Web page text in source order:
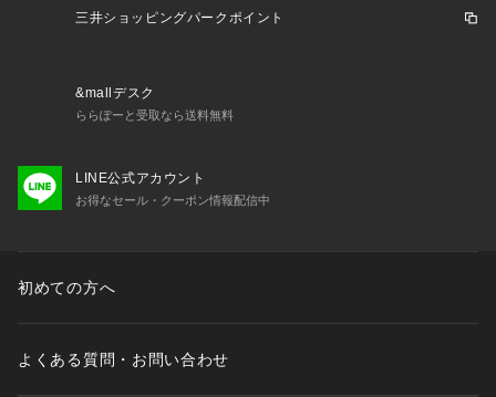
三井ショッピングパークポイント
&mallデスク
ららぽーと受取なら送料無料
LINE公式アカウント
お得なセール・クーポン情報配信中
初めての方へ
よくある質問・お問い合わせ